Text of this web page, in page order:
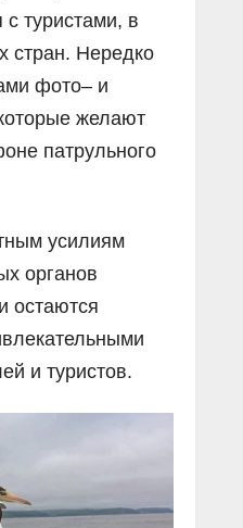
туристами, в
стран. Нередко
фото– и
желают
патрульного
усилиям
органов
остаются
и туристов.